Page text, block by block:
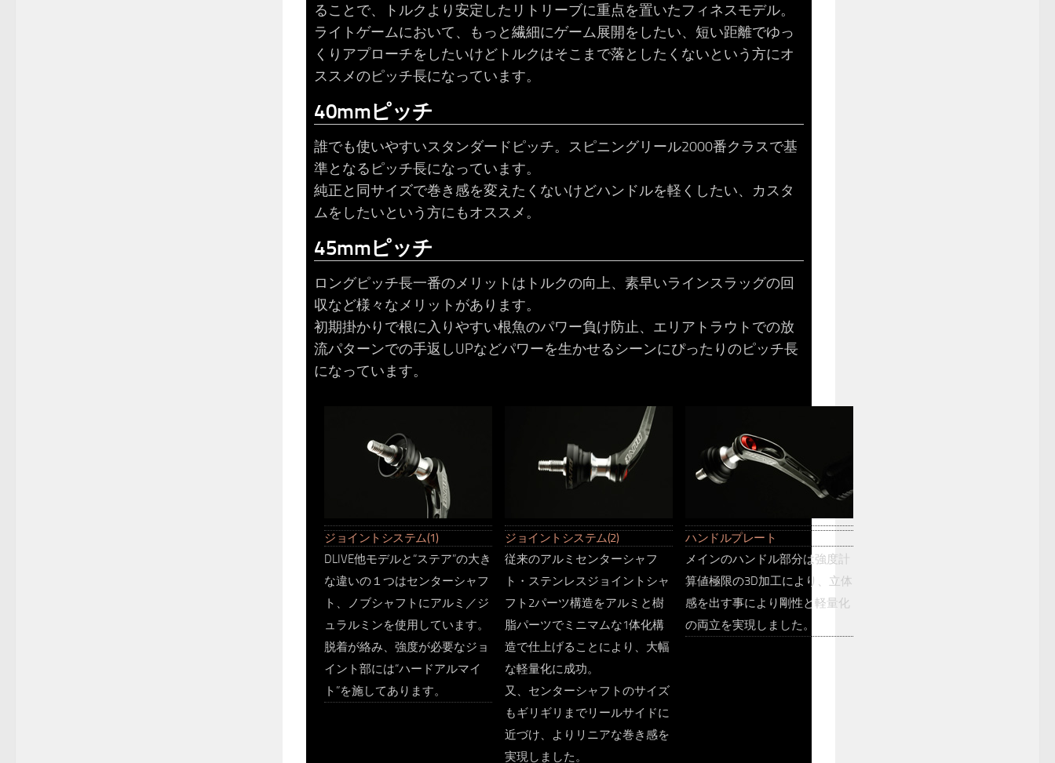
ることで、トルクより安定したリトリーブに重点を置いたフィネスモデル。
ライトゲームにおいて、もっと繊細にゲーム展開をしたい、短い距離でゆっ
くりアプローチをしたいけどトルクはそこまで落としたくないという方にオ
ススメのピッチ長になっています。
40mmピッチ
誰でも使いやすいスタンダードピッチ。スピニングリール2000番クラスで基
準となるピッチ長になっています。
純正と同サイズで巻き感を変えたくないけどハンドルを軽くしたい、カスタ
ムをしたいという方にもオススメ。
45mmピッチ
ロングピッチ長一番のメリットはトルクの向上、素早いラインスラッグの回
収など様々なメリットがあります。
初期掛かりで根に入りやすい根魚のパワー負け防止、エリアトラウトでの放
流パターンでの手返しUPなどパワーを生かせるシーンにぴったりのピッチ長
になっています。
ジョイントシステム(1)
DLIVE他モデルと“ステア”の大き
な違いの１つはセンターシャフ
ト、ノブシャフトにアルミ／ジ
ュラルミンを使用しています。
脱着が絡み、強度が必要なジョ
イント部には“ハードアルマイ
ト”を施してあります。
ジョイントシステム(2)
従来のアルミセンターシャフ
ト・ステンレスジョイントシャ
フト2パーツ構造をアルミと樹
脂パーツでミニマムな1体化構
造で仕上げることにより、大幅
な軽量化に成功。
又、センターシャフトのサイズ
もギリギリまでリールサイドに
近づけ、よりリニアな巻き感を
実現しました。
ハンドルプレート
メインのハンドル部分は強度計
算値極限の3D加工により、立体
感を出す事により剛性と軽量化
の両立を実現しました。